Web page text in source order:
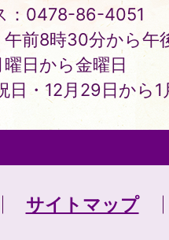
：0478-86-4051
午前8時30分から午
日から金曜日
日・12月29日から
サイトマップ